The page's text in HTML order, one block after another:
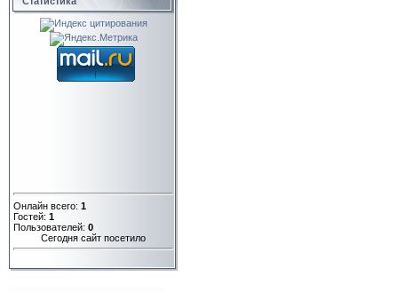
Онлайн всего: 1
Гостей: 1
Пользователей: 0
Сегодня сайт посетило